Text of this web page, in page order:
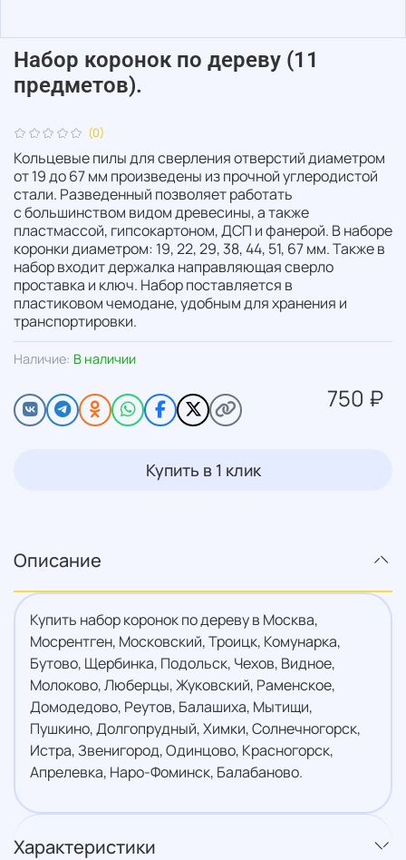
(0)
Наличие: В наличии
Набор коронок по дереву (11
предметов).
750 ₽
Купить в 1 клик
Кольцевые пилы для сверления отверстий диаметром
от 19 до 67 мм произведены из прочной углеродистой
стали. Разведенный позволяет работать
сбольшинством видом древесины, а также
пластмассой, гипсокартоном, ДСП и фанерой. В наборе
коронки диаметром: 19, 22, 29, 38, 44, 51, 67 мм. Также в
набор входит держалка направляющаясверло
проставка и ключ. Наборпоставляется в
пластиковомчемодане, удобнымдля хранения и
транспортировки.
Описание
Купить набор коронок по дереву в Москва,
Мосрентген, Московский, Троицк, Комунарка,
Бутово, Щербинка, Подольск, Чехов, Видное,
Молоково, Люберцы, Жуковский, Раменское,
Домодедово, Реутов, Балашиха, Мытищи,
Пушкино, Долгопрудный, Химки, Солнечногорск,
Истра, Звенигород, Одинцово, Красногорск,
Апрелевка, Наро-Фоминск, Балабаново.
Характеристики